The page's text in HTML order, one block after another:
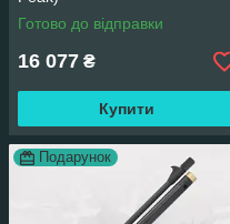
Готово до відправки
16 077 ₴
Купити
Подарунок